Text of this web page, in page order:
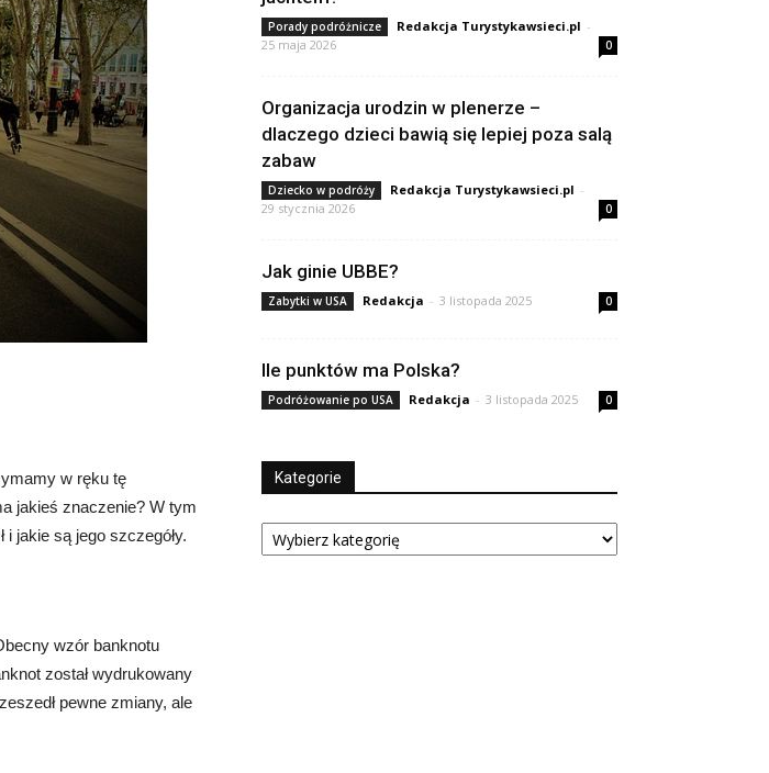
w ręku tę
jakieś znaczenie? W tym
jakie są jego szczegóły.
wzór banknotu
został wydrukowany
pewne zmiany, ale
Porady podróżnicze Redakcja Turystykawsieci.pl -
25 maja 2026
0
Organizacja urodzin w plenerze –
dlaczego dzieci bawią się lepiej poza salą
zabaw
Dziecko w podróży Redakcja Turystykawsieci.pl -
29 stycznia 2026
0
Jak ginie UBBE?
Zabytki w USA Redakcja - 3 listopada 2025 0
Ile punktów ma Polska?
Podróżowanie po USA Redakcja - 3 listopada 2025 0
Kategorie
Kategorie